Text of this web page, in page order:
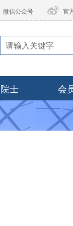
微信公众号 官
士 会